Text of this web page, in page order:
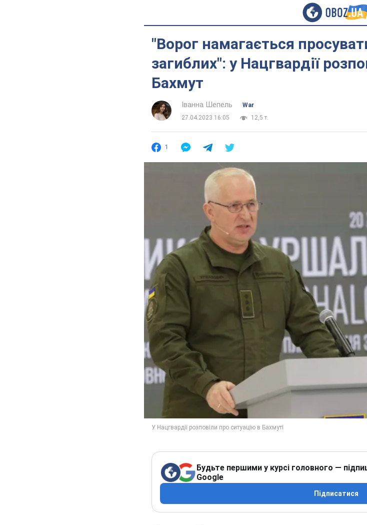
"Ворог намагається
загиблих": у Нацгвардії
Бахмут
Іванна Шепель
War
27.04.2023 16:05
12,5 т.
1
Будьте першими у курсі головного —
Google
Підписатися